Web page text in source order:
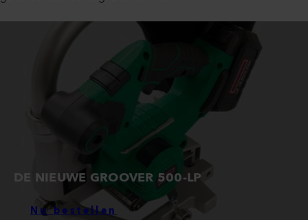
DE NIEUWE GROOVER 500-LP
Nu bestellen